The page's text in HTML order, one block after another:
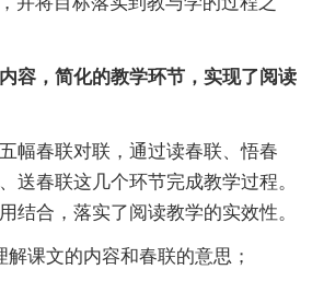
容，简化的教学环节，实现了阅读
幅春联对联，通过读春联、悟春
送春联这几个环节完成教学过程。
结合，落实了阅读教学的实效性。
课文的内容和春联的意思；